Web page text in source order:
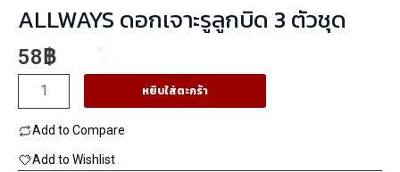
ALLWAYS ดอกเจาะรูลูกบิด 3 ตัวชุด
58฿
จำนวน
ALLWAYS
ดอก
เจาะ
หยิบใส่ตะกร้า
Add to Compare
Add to Wishlist